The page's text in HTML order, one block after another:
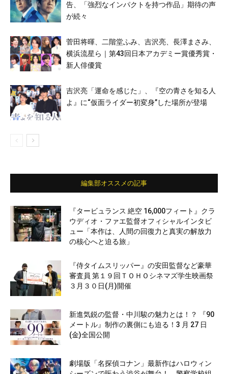
告、「強烈なインパクトを持つ作品」期待の声
が続々
菅田将暉、二階堂ふみ、吉沢亮、長澤まさみ、
横浜流星ら｜第43回日本アカデミー賞優秀賞・
新人俳優賞
吉沢亮「運命を感じた」、『空の青さを知る人
よ』に“仮面ライダー初変身”した場所が登場
編集部オススメの記事
『タービュランス 絶空 16,000フィート』クラ
ウディオ・ファエ監督オフィシャルインタビ
ュー「本作は、人間の回復力と真実の解放力
の核心へと迫る旅」
『侍タイムスリッパー』の安田監督など豪華
審査員 第１９回ＴＯＨＯシネマズ学生映画祭
３月３０日(月)開催
新進気鋭の監督・中川駿の魅力とは！？ 『90
メートル』制作の裏側にも迫る！3 月 27 日
(金)全国公開
劇場版「名探偵コナン」最新作はハロウィン